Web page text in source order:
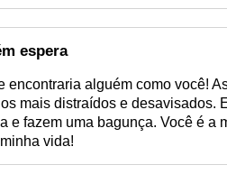
espera
encontraria alguém como você!
mais distraídos e desavisados.
e fazem uma bagunça. Você é a
vida!